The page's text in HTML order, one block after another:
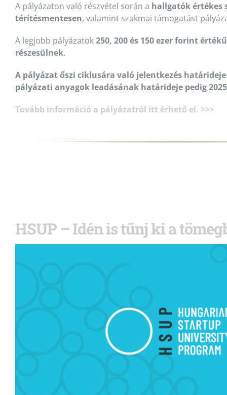
A pályázaton való részvétel során a hallgatók értékes
térítésmentesen, valamint szakmai támogatást
A legjobb pályázatok250, 200 és 150 ezer forint
részesülnek.
A pályázat őszi ciklusára való jelentkezés határideje
pályázati anyagok leadásának határideje pedig
Tovább információ a pályázatról itt érhető el. >>>
HSUP – Idén is tűnj ki a